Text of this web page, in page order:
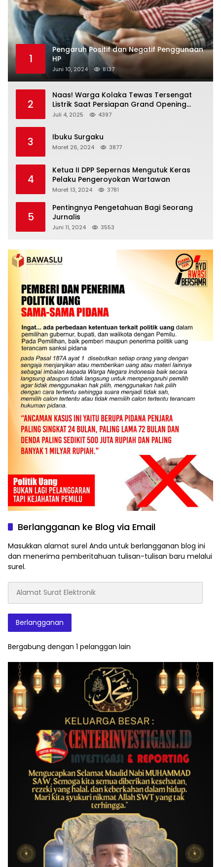
1
Pengaruh Positif dan Negatif Penggunaan
HP
Juni 10, 2024 8137
2
Naas! Warga Kolaka Tewas Tersengat
Listrik Saat Persiapan Grand Opening
Rumah Makan
Juli 4, 2025 4397
3 Ibuku Surgaku
Maret 26, 2024 3877
4
Ketua II DPP Sepernas Mengutuk Keras
Pelaku Pengeroyokan Wartawan
Maret 13, 2024 3781
5
Pentingnya Pengetahuan Bagi Seorang
Jurnalis
Juni 11, 2024 3553
Berlangganan ke Blog via Email
Masukkan alamat surel Anda untuk berlangganan blog ini
dan menerima pemberitahuan tulisan-tulisan baru melalui
surel.
Surat
Elektronik
Berlangganan
Bergabung dengan 1 pelanggan lain